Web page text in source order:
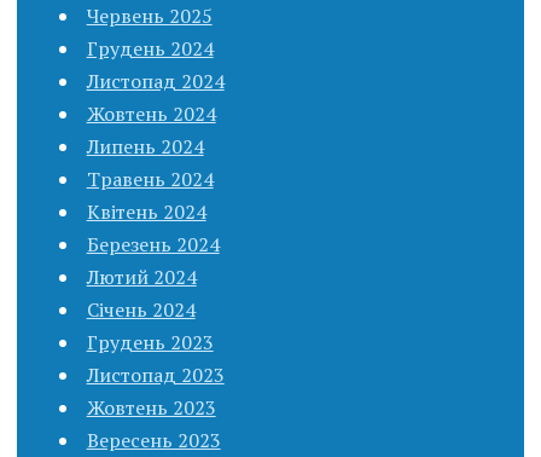
Червень 2025
Грудень 2024
Листопад 2024
Жовтень 2024
Липень 2024
Травень 2024
Квітень 2024
Березень 2024
Лютий 2024
Січень 2024
Грудень 2023
Листопад 2023
Жовтень 2023
Вересень 2023